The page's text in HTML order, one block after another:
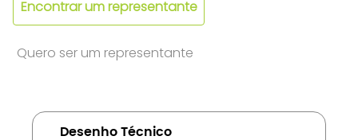
Encontrar um representante
Quero ser um representante
Desenho Técnico